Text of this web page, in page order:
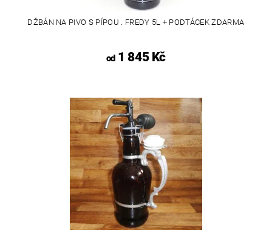
DŽBÁN NA PIVO S PÍPOU . FREDY 5L + PODTÁCEK ZDARMA
od1 845 Kč